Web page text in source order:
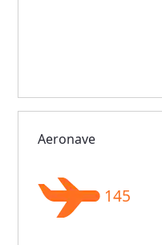
Aeronave
145